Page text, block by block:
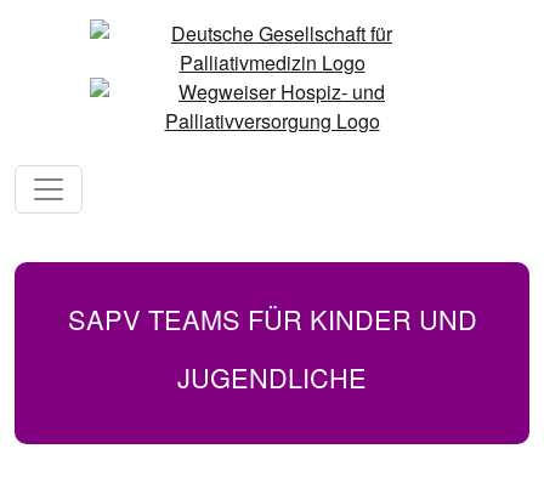
SAPV TEAMS FÜR KINDER UND
JUGENDLICHE